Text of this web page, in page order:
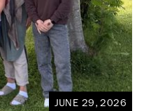
JUNE 29, 2026